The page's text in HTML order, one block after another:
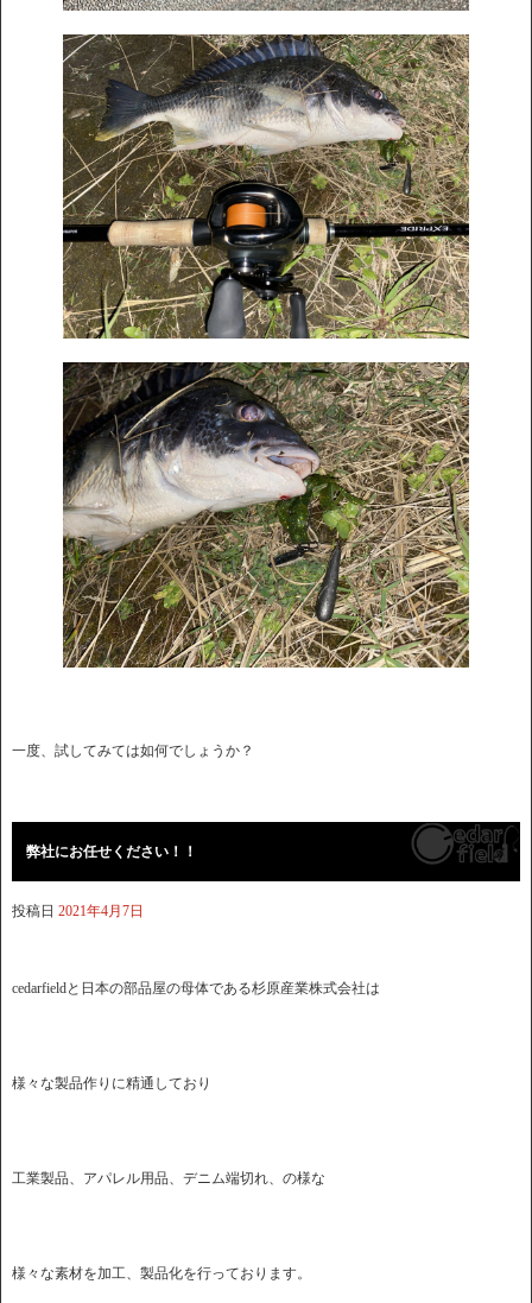
一度、試してみては如何でしょうか？
弊社にお任せください！！
投稿日 2021年4月7日
cedarfieldと日本の部品屋の母体である杉原産業株式会社は
様々な製品作りに精通しており
工業製品、アパレル用品、デニム端切れ、の様な
様々な素材を加工、製品化を行っております。